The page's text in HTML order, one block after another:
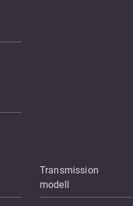
Transmission
modell